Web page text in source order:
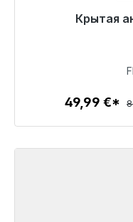
Крытая
Готовы к
49,99 €*